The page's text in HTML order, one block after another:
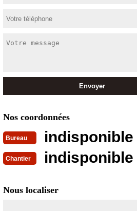
Nos coordonnées
Bureau indisponible
Chantier indisponible
Nous localiser